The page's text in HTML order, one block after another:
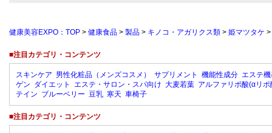
健康美容EXPO：TOP > 健康食品 > 製品 > キノコ・アガリクス類 > 姫マツタケ >
■注目カテゴリ・コンテンツ
スキンケア 男性化粧品（メンズコスメ） サプリメント 機能性成分 エステ
ゲン ダイエット エステ・サロン・スパ向け 大麦若葉 アルファリポ酸(αリポ
テイン ブルーベリー 豆乳 寒天 車椅子
■注目カテゴリ・コンテンツ